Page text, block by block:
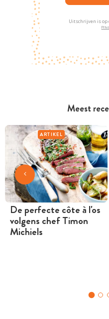
Meest
ARTIKEL
De perfecte côte à l'os
volgens chef Timon
Michiels
Uitschrijven is op